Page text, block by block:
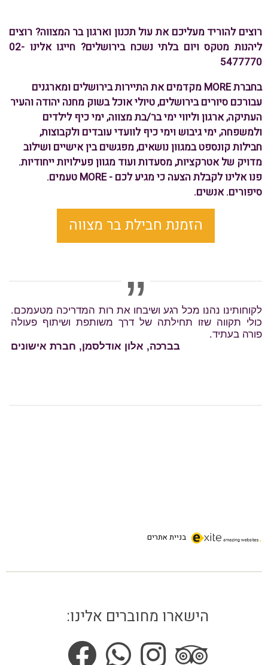
רוצים להוריד מעליכם את עול תכנון וארגון בר המצווה? רוצים
ליהנות מטקס ויום בלתי נשכח בירושלים? חייגו אלינו 02-
5477770
בחברת MORE מקדמים את התיירות בירושלים ומארגנים
עבורכם סיורים בירושלים, טיולי אוכל בשוק מחנה יהודה והעיר
העתיקה, ארגון וליווי ימי בר/בת מצווה, ימי כיף לילדים
ולמשפחה, ימי גיבוש וימי כיף לוועדי עובדים ולקבוצות,
חבילות קונספט במגוון נושאים, מפגשים בין אישיים ושילוב
מדויק של אטרקציות, מסעדות ועוד מגוון פעילויות ייחודיות.
פנו אלינו לקבלת הצעה כי מגיע לכם - MORE טעמים.
סיפורים. אנשים.
הזמנת חבילת בר מצווה
בניית אתרים
הישארו מחוברים אלינו: